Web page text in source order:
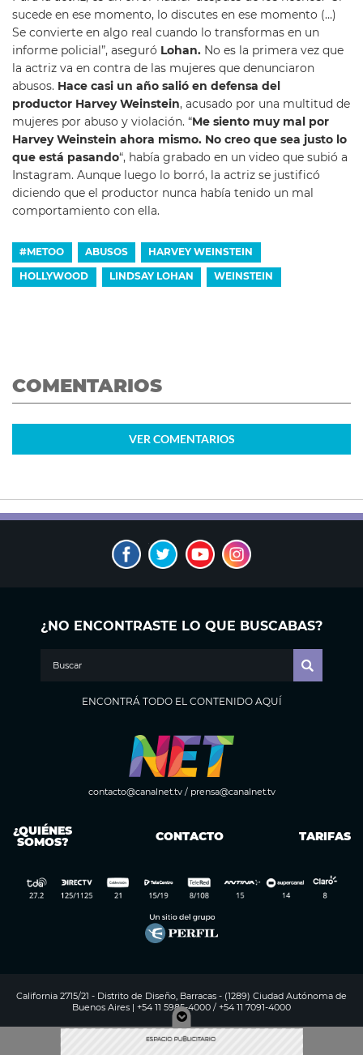
sucede en ese momento, lo discutes en ese momento (…)
Se convierte en algo real cuando lo transformas en un
informe policial”, aseguró Lohan. No es la primera vez que
la actriz va en contra de las mujeres que denunciaron
abusos. Hace casi un año salió en defensa del
productor Harvey Weinstein, acusado por una multitud de
mujeres por abuso y violación. “Me siento muy mal por
Harvey Weinstein ahora mismo. No creo que sea justo lo
que está pasando“, había grabado en un video que subió a
Instagram. Aunque luego lo borró, la actriz se justificó
diciendo que el productor nunca había tenido un mal
comportamiento con ella.
#METOO ABUSOS HARVEY WEINSTEIN
HOLLYWOOD LINDSAY LOHAN WEINSTEIN
COMENTARIOS
VER COMENTARIOS
¿NO ENCONTRASTE LO QUE BUSCABAS?
ENCONTRÁ TODO EL CONTENIDO AQUÍ
contacto@canalnet.tv/ prensa@canalnet.tv
¿QUIÉNES
SOMOS? CONTACTO TARIFAS
California 2715/21 - Distrito de Diseño, Barracas - (1289) Ciudad Autónoma de
Buenos Aires | +54 11 5985-4000 / +54 11 7091-4000
Digitalproserver